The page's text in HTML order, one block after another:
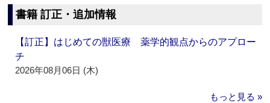
書籍 訂正・追加情報
【訂正】はじめての獣医療 薬学的観点からのアプロー
チ
2026年08月06日 (木)
もっと見る »